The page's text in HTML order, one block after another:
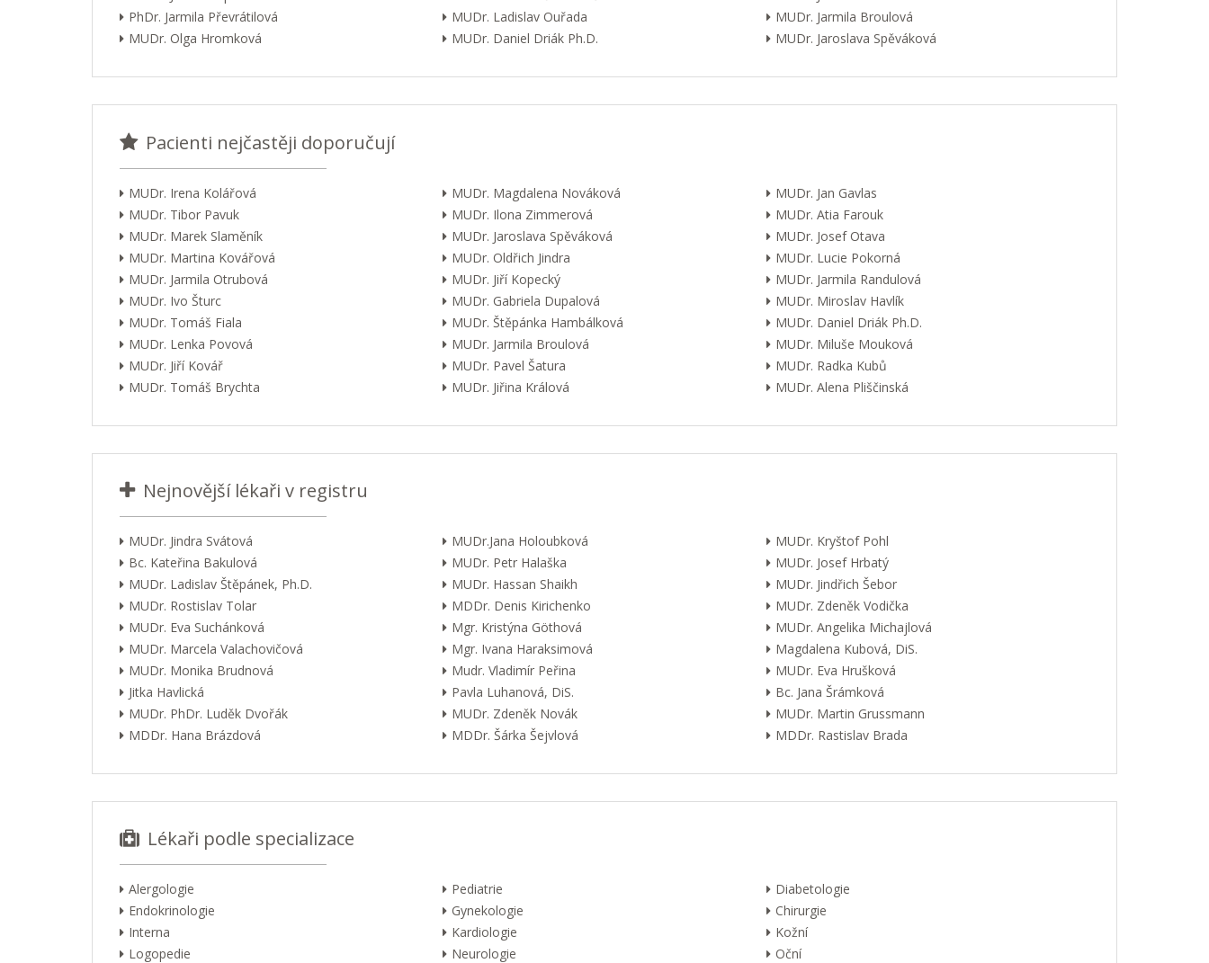
PhDr. Jarmila Převrátilová
MUDr. Ladislav Ouřada
MUDr. Jarmila Broulová
MUDr. Olga Hromková
MUDr. Daniel Driák Ph.D. MUDr. Jaroslava Spěváková
Pacienti nejčastěji doporučují
MUDr. Irena Kolářová MUDr. Magdalena Nováková
MUDr. Jan Gavlas
MUDr. Tibor Pavuk
MUDr. Ilona Zimmerová
MUDr. Atia Farouk
MUDr. Marek Slaměník
MUDr. Jaroslava Spěváková
MUDr. Josef Otava
MUDr. Martina Kovářová
MUDr. Oldřich Jindra
MUDr. Lucie Pokorná
MUDr. Jarmila Otrubová
MUDr. Jiří Kopecký
MUDr. Jarmila Randulová
MUDr. Ivo Šturc
MUDr. Gabriela Dupalová
MUDr. Miroslav Havlík
MUDr. Tomáš Fiala
MUDr. Štěpánka Hambálková
MUDr. Daniel Driák Ph.D.
MUDr. Lenka Povová
MUDr. Jarmila Broulová
MUDr. Miluše Mouková
MUDr. Jiří Kovář
MUDr. Pavel Šatura
MUDr. Radka Kubů
MUDr. Tomáš Brychta
MUDr. Jiřina Králová MUDr. Alena Pliščinská
Nejnovější lékaři v registru
MUDr. Jindra Svátová MUDr.Jana Holoubková
MUDr. Kryštof Pohl
Bc. Kateřina Bakulová
MUDr. Petr Halaška
MUDr. Josef Hrbatý
MUDr. Ladislav Štěpánek, Ph.D.
MUDr. Hassan Shaikh
MUDr. Jindřich Šebor
MUDr. Rostislav Tolar
MDDr. Denis Kirichenko
MUDr. Zdeněk Vodička
MUDr. Eva Suchánková
Mgr. Kristýna Göthová
MUDr. Angelika Michajlová
MUDr. Marcela Valachovičová
Mgr. Ivana Haraksimová
Magdalena Kubová, DiS.
MUDr. Monika Brudnová
Mudr. Vladimír Peřina
MUDr. Eva Hrušková
Jitka Havlická
Pavla Luhanová, DiS.
Bc. Jana Šrámková
MUDr. PhDr. Luděk Dvořák
MUDr. Zdeněk Novák
MUDr. Martin Grussmann
MDDr. Hana Brázdová
MDDr. Šárka Šejvlová MDDr. Rastislav Brada
Lékaři podle specializace
Alergologie Pediatrie
Diabetologie
Endokrinologie
Gynekologie
Chirurgie
Interna
Kardiologie
Kožní
Logopedie
Neurologie
Oční